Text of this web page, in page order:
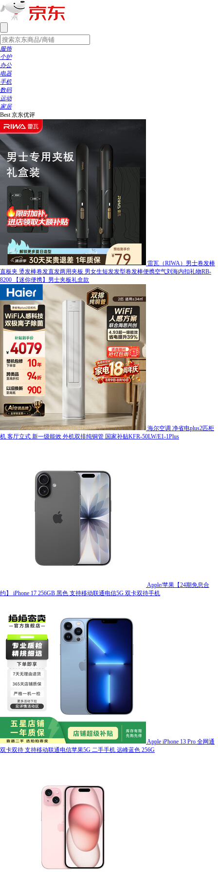
服饰
个护
办公
电器
手机
数码
运动
家居
Best 京东优评
雷瓦（RIWA）男士卷发棒
直板夹 烫发棒卷发直发两用夹板 男女生短发发型卷发棒便携空气刘海内扣礼物RB-
8200 【迷你便携】男士夹板礼盒款
海尔空调 净省电plus2匹柜
机 客厅立式 新一级能效 外机双排纯铜管 国家补贴KFR-50LW/E1-1Plus
Apple/苹果【24期免息合
约】 iPhone 17 256GB 黑色 支持移动联通电信5G 双卡双待手机
Apple iPhone 13 Pro 全网通
双卡双待 支持移动联通电信苹果5G 二手手机 远峰蓝色 256G